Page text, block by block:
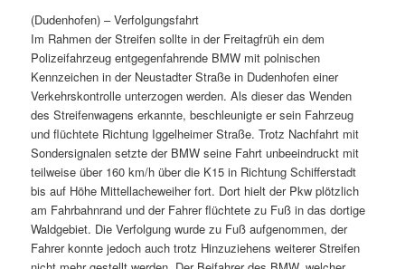
(Dudenhofen) – Verfolgungsfahrt
Im Rahmen der Streifen sollte in der Freitagfrüh ein dem
Polizeifahrzeug entgegenfahrende BMW mit polnischen
Kennzeichen in der Neustadter Straße in Dudenhofen einer
Verkehrskontrolle unterzogen werden. Als dieser das Wenden
des Streifenwagens erkannte, beschleunigte er sein Fahrzeug
und flüchtete Richtung Iggelheimer Straße. Trotz Nachfahrt mit
Sondersignalen setzte der BMW seine Fahrt unbeeindruckt mit
teilweise über 160 km/h über die K15 in Richtung Schifferstadt
bis auf Höhe Mittellacheweiher fort. Dort hielt der Pkw plötzlich
am Fahrbahnrand und der Fahrer flüchtete zu Fuß in das dortige
Waldgebiet. Die Verfolgung wurde zu Fuß aufgenommen, der
Fahrer konnte jedoch auch trotz Hinzuziehens weiterer Streifen